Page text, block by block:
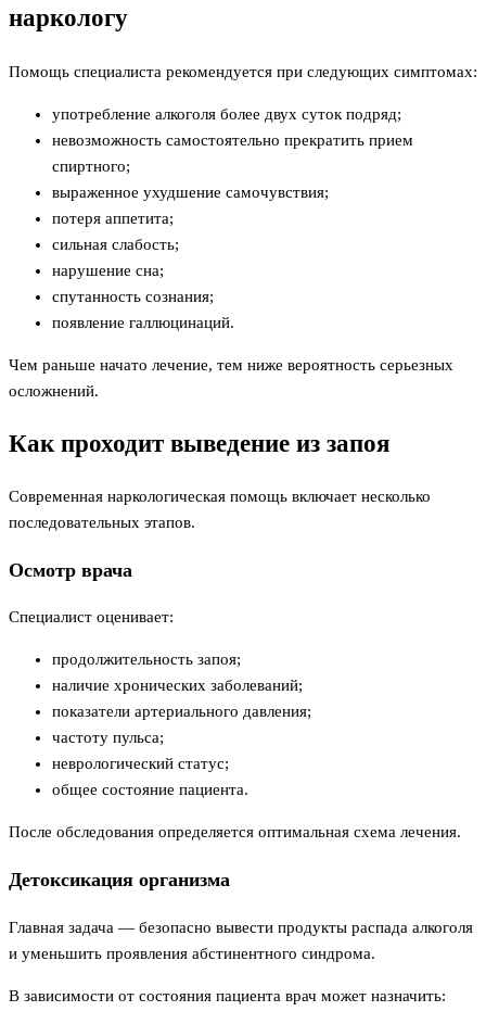
наркологу
Помощь специалиста рекомендуется при следующих симптомах:
употребление алкоголя более двух суток подряд;
невозможность самостоятельно прекратить прием
спиртного;
выраженное ухудшение самочувствия;
потеря аппетита;
сильная слабость;
нарушение сна;
спутанность сознания;
появление галлюцинаций.
Чем раньше начато лечение, тем ниже вероятность серьезных
осложнений.
Как проходит выведение из запоя
Современная наркологическая помощь включает несколько
последовательных этапов.
Осмотр врача
Специалист оценивает:
продолжительность запоя;
наличие хронических заболеваний;
показатели артериального давления;
частоту пульса;
неврологический статус;
общее состояние пациента.
После обследования определяется оптимальная схема лечения.
Детоксикация организма
Главная задача — безопасно вывести продукты распада алкоголя
и уменьшить проявления абстинентного синдрома.
В зависимости от состояния пациента врач может назначить: